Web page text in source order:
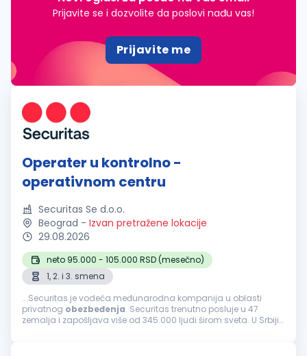
Prijavite se i dozvolite da poslovi nađu vas!
Prijavite me
Operater u kontrolno -
operativnom centru
Securitas Se d.o.o.
Beograd - Izvan pretražene lokacije
29.08.2026
neto 95.000 - 105.000 RSD (mesečno)
1, 2. i 3. smena
...Securitas je vodeća međunarodna kompanija u oblasti
privatnog obezbeđenja. Securitas trenutno posluje u 47
zemalja i zapošljava više od 345.000 ljudi širom sveta. U Srbiji